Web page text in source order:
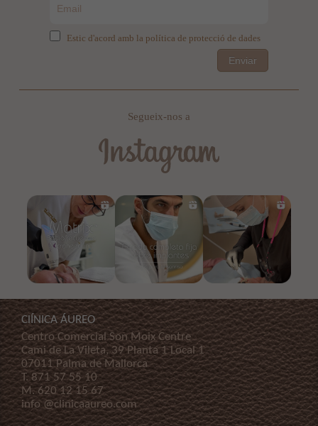
Estic d'acord amb la política de protecció de dades
Enviar
Segueix-nos a
ClÍNICA ÁUREO
Centro Comercial Son Moix Centre
Cami de La Vileta, 39 Planta 1 Local 1
07011 Palma de Mallorca
T.871 57 55 10
M.620 12 15 67
info @clinicaaureo.com